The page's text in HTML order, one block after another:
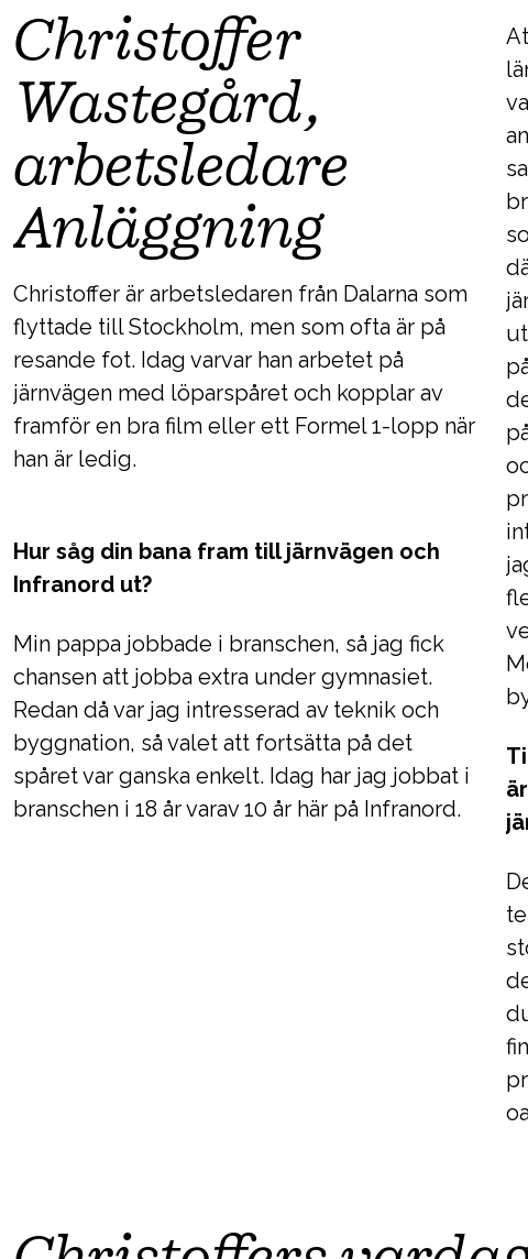
Christoffer
Wastegård,
arbetsledare
Anläggning
Christoffer är arbetsledaren från Dalarna som
flyttade till Stockholm, men som ofta är på
resande fot. Idag varvar han arbetet på
järnvägen med löparspåret och kopplar av
framför en bra film eller ett Formel 1-lopp när
han är ledig.
Hur såg din bana fram till järnvägen och
Infranord ut?
Min pappa jobbade i branschen, så jag fick
chansen att jobba extra under gymnasiet.
Redan då var jag intresserad av teknik och
byggnation, så valet att fortsätta på det
spåret var ganska enkelt. Idag har jag jobbat i
branschen i 18 år varav 10 år här på Infranord.